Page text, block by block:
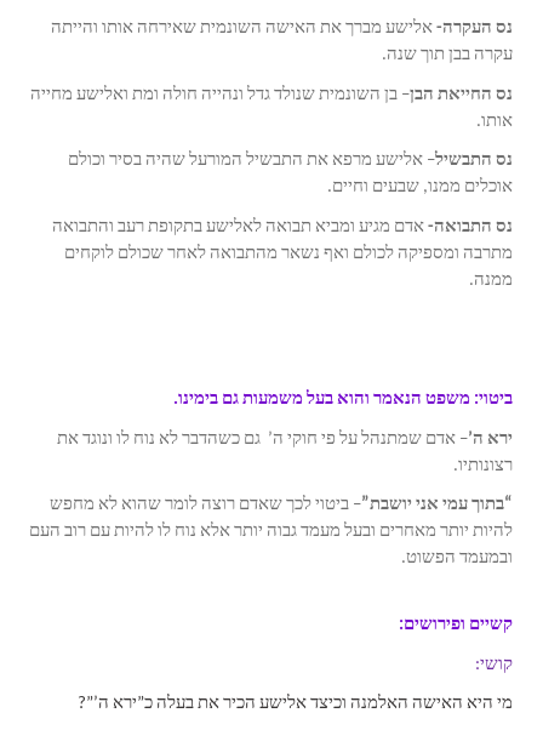
נס העקרה- אלישע מברך את האישה השונמית שאירחה אותו והייתה
עקרה בבן תוך שנה.
נס החייאת הבן– בן השונמית שנולד גדל ונהייה חולה ומת ואלישע מחייה
אותו.
נס התבשיל– אלישע מרפא את התבשיל המורעל שהיה בסיר וכולם
אוכלים ממנו, שבעים וחיים.
נס התבואה- אדם מגיע ומביא תבואה לאלישע בתקופת רעב והתבואה
מתרבה ומספיקה לכולם ואף נשאר מהתבואה לאחר שכולם לוקחים
ממנה.
ביטוי: משפט הנאמר והוא בעל משמעות גם בימינו.
ירא ה’– אדם שמתנהל על פי חוקי ה’ גם כשהדבר לא נוח לו ונוגד את
רצונותיו.
“בתוך עמי אני יושבת”– ביטוי לכך שאדם רוצה לומר שהוא לא מחפש
להיות יותר מאחרים ובעל מעמד גבוה יותר אלא נוח לו להיות עם רוב העם
ובמעמד הפשוט.
קשיים ופירושים:
קושי:
מי היא האישה האלמנה וכיצד אלישע הכיר את בעלה כ”ירא ה’”?